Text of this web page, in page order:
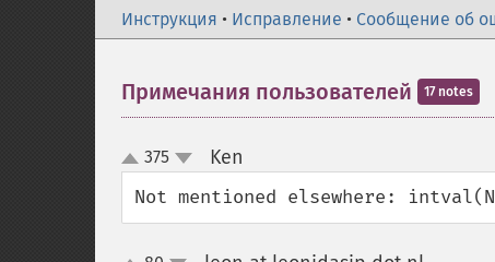
Инструкция • Исправление • Сообщение об
Примечания пользователей 17 notes
up
down
375 Ken
Not mentioned elsewhere: